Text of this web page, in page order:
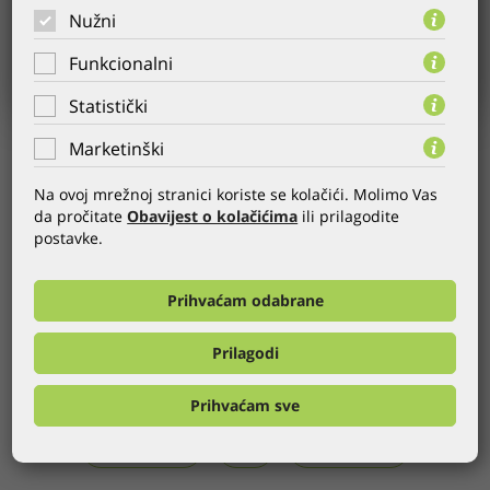
AUFTRAGGEBER:Čistoća Zagrebački Holding
JAHR: 27.06.2011.
KATEGORIE: Website, CMS , ZGH
WEB: http://www.cistoca.hr
Die Website von Čistoća Zagreb wurde im Corporate Design
des Zagreber Holdings kreiert und wird mit unserem CMS
GLOBALDIZAJN REFERENZEN
Nužni
Funkcionalni
Statistički
Marketinški
Na ovoj mrežnoj stranici koriste se kolačići. Molimo Vas
da pročitateObavijest o kolačićima ili prilagodite
postavke.
Prihvaćam odabrane
Prilagodi
Prihvaćam sve